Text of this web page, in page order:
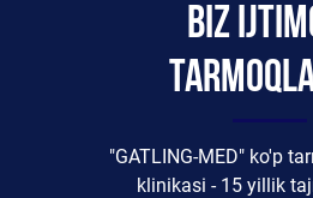
Biz
"GATLING-MED" ko'p
klinikasi - 15 yillik